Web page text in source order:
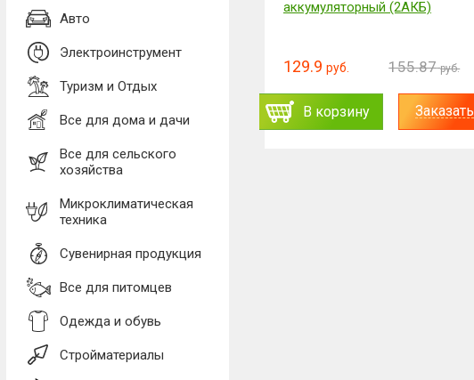
Авто
Электроинструмент
Туризм и Отдых
Все для дома и дачи
Все для сельского
хозяйства
Микроклиматическая
техника
Сувенирная продукция
Все для питомцев
Одежда и обувь
Стройматериалы
аккумуляторный (2АКБ)
129.9 руб. 155.87 руб.
В корзину Заказать